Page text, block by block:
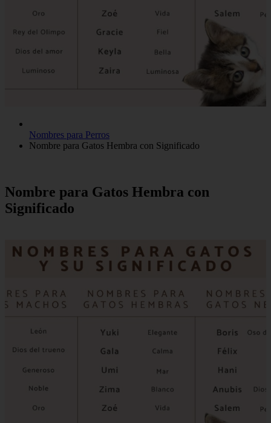
Nombres para Perros
Nombre para Gatos Hembra con Significado
Nombre para Gatos Hembra con
Significado